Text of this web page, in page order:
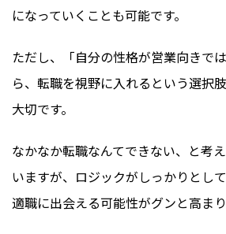
になっていくことも可能です。
ただし、「自分の性格が営業向きで
ら、転職を視野に入れるという選択
大切です。
なかなか転職なんてできない、と考
いますが、ロジックがしっかりとし
適職に出会える可能性がグンと高まり